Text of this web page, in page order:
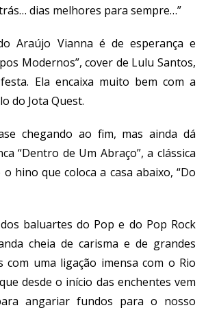
dias melhores para sempre…”
Araújo Vianna é de esperança e
Modernos”, cover de Lulu Santos,
Ela encaixa muito bem com a
do Jota Quest.
chegando ao fim, mas ainda dá
“Dentro de Um Abraço”, a clássica
o hino que coloca a casa abaixo, “Do
baluartes do Pop e do Pop Rock
cheia de carisma e de grandes
com uma ligação imensa com o Rio
desde o início das enchentes vem
angariar fundos para o nosso